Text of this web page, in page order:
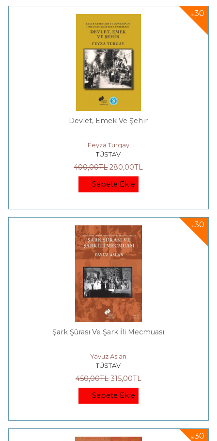
%30
Devlet, Emek Ve Şehir
Feyza Turgay
TÜSTAV
400,00TL 280,00TL
Sepete Ekle
%30
Şark Şûrası Ve Şark İli Mecmuası
Yavuz Aslan
TÜSTAV
450,00TL 315,00TL
Sepete Ekle
%30